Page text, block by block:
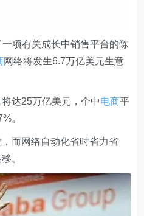
项有关成长中销售平台的陈
网络将发生6.7万亿美元生意
达25万亿美元，个中电商平
。
而网络自动化省时省力省
。